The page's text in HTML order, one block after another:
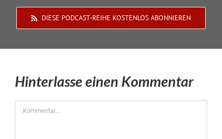
DIESE PODCAST-REIHE KOSTENLOS ABONNIEREN
Hinterlasse einen Kommentar